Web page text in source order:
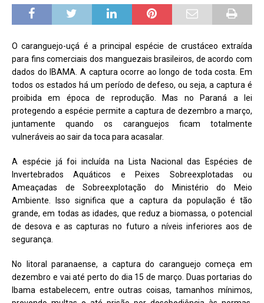
O caranguejo-uçá é a principal espécie de crustáceo extraída
para fins comerciais dos manguezais brasileiros, de acordo com
dados do IBAMA. A captura ocorre ao longo de toda costa. Em
todos os estados há um período de defeso, ou seja, a captura é
proibida em época de reprodução. Mas no Paraná a lei
protegendo a espécie permite a captura de dezembro a março,
juntamente quando os caranguejos ficam totalmente
vulneráveis ao sair da toca para acasalar.
A espécie já foi incluída na Lista Nacional das Espécies de
Invertebrados Aquáticos e Peixes Sobreexplotadas ou
Ameaçadas de Sobreexplotação do Ministério do Meio
Ambiente. Isso significa que a captura da população é tão
grande, em todas as idades, que reduz a biomassa, o potencial
de desova e as capturas no futuro a níveis inferiores aos de
segurança.
No litoral paranaense, a captura do caranguejo começa em
dezembro e vai até perto do dia 15 de março. Duas portarias do
Ibama estabelecem, entre outras coisas, tamanhos mínimos,